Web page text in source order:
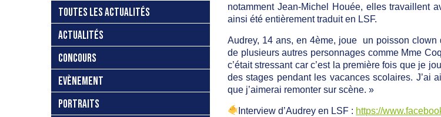
TOUTES LES ACTUALITÉS
ACTUALITÉS
CONCOURS
EVÈNEMENT
PORTRAITS
notamment Jean-Michel Houée, elles travaillent
ainsi été entièrement traduit en LSF.
Audrey, 14 ans, en 4ème, joue un poisson
de plusieurs autres personnages comme Mme
c’était stressant car c’est la première fois que je
des stages pendant les vacances scolaires. J’ai
que j’aimerai remonter sur scène. »
Interview d’Audrey en LSF : https://